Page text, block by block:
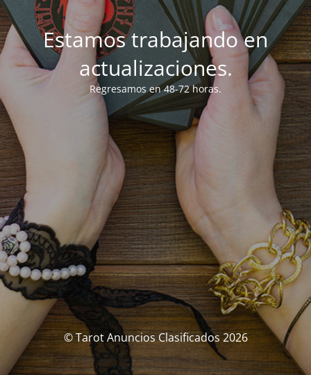
Estamos trabajando en
actualizaciones.
Regresamos en 48-72 horas.
© Tarot Anuncios Clasificados 2026